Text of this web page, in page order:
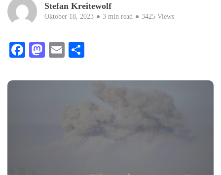
Stefan Kreitewolf
Oktober 18, 2023 3 min read 3425 Views
Facebook
Mastodon
Email